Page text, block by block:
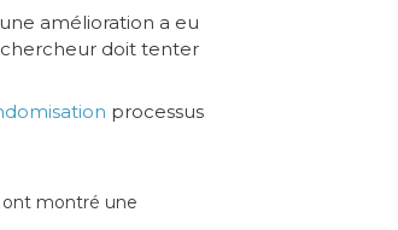
amélioration a eu
doit tenter
processus
ont montré une